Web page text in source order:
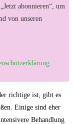
abonnieren“, um
von unseren
richtige ist, gibt es
Einige sind eher
Behandlung